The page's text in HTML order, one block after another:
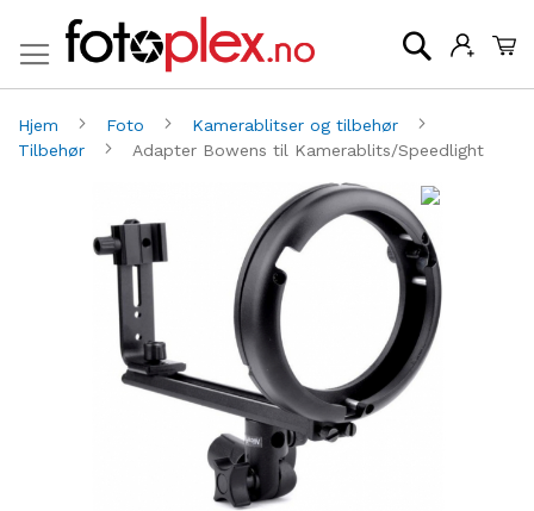
Søk
Hjem Foto
Kamerablitser og tilbehør
Tilbehør
Adapter Bowens til Kamerablits/Speedlight